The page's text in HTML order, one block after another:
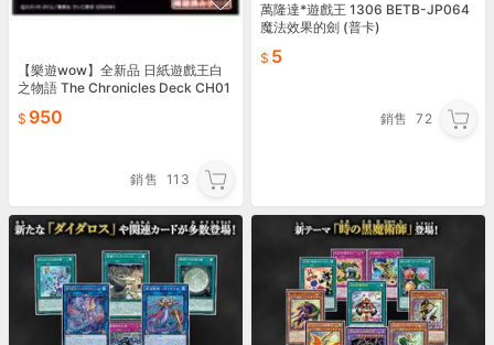
【樂遊wow】全新品 日紙遊戲王白
之物語 The Chronicles Deck CH01
950
銷售 113
萬隆達*遊戲王 1306 BETB-JP064
魔法效果的劍 (普卡)
5
銷售 72